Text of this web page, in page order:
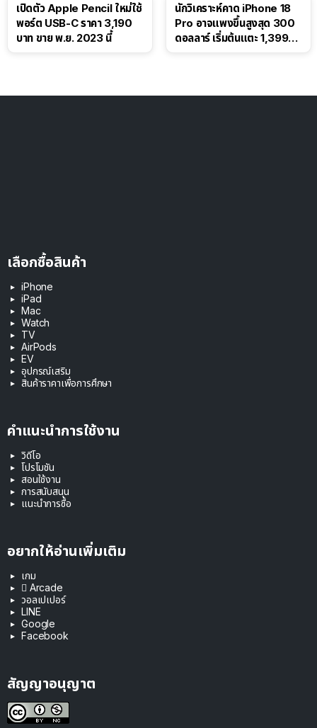
เปิดตัว Apple Pencil ใหม่ใช้
พอร์ต USB-C ราคา 3,190
บาท ขาย พ.ย. 2023 นี้
นักวิเคราะห์คาด iPhone 18
Pro อาจแพงขึ้นสูงสุด 300
ดอลลาร์ เริ่มต้นแตะ 1,399
เลือกซื้อสินค้า
iPhone
iPad
Mac
Watch
TV
AirPods
EV
อุปกรณ์เสริม
สินค้าราคาเพื่อการศึกษา
คำแนะนำการใช้งาน
วิดีโอ
โปรโมชัน
สอนใช้งาน
การสนับสนุน
แนะนำการซื้อ
อยากให้อ่านเพิ่มเติม
เกม
 Arcade
วอลเปเปอร์
LINE
Google
Facebook
สัญญาอนุญาต